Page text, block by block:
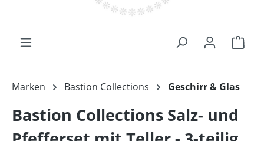
Marken Bastion Collections Geschirr & Glas
Bastion Collections Salz- und